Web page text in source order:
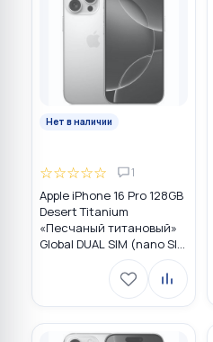
Нет в наличии
☆☆☆☆☆ 1
Apple iPhone 16 Pro 128GB
Desert Titanium
«Песчаный титановый»
Global DUAL SIM (nano SIM